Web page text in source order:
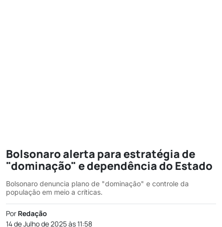
Bolsonaro alerta para estratégia de
"dominação" e dependência do Estado
Bolsonaro denuncia plano de "dominação" e controle da
população em meio a críticas.
Por Redação
14 de Julho de 2025 às 11:58